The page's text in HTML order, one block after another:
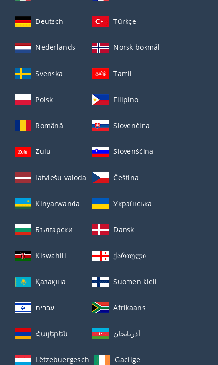
Deutsch Türkçe
Nederlands Norsk bokmål
Svenska Tamil
Polski Filipino
Română Slovenčina
Zulu Slovenščina
latviešu valoda Čeština
Kinyarwanda Українська
Български Dansk
Kiswahili ქართული
Қазақша Suomen kieli
עברית Afrikaans
Հայերեն آذربايجان
Lëtzebuergesch Gaeilge